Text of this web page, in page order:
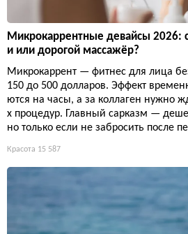
Микрокаррентные девайсы 2026:
и или дорогой массажёр?
Микрокаррент — фитнес для лица
150 до 500 долларов. Эффект
ются на часы, а за коллаген нужно
х процедур. Главный сарказм —
но только если не забросить после
Красота 15 587